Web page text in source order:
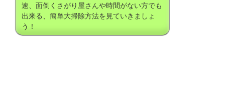
速、面倒くさがり屋さんや時間がない方でも
出来る、簡単大掃除方法を見ていきましょ
う！